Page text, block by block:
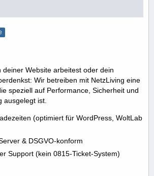
deiner Website arbeitest oder dein
Wir betreiben mit NetzLiving eine
speziell auf Performance, Sicherheit und
ausgelegt ist.
(optimiert für WordPress, WoltLab
& DSGVO-konform
Support (kein 0815-Ticket-System)